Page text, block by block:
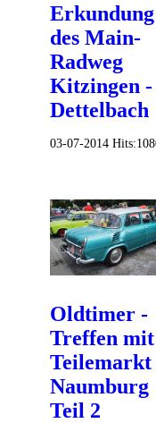
Erkundung
des Main-
Radweg
Kitzingen -
Dettelbach
03-07-2014 Hits:
Oldtimer -
Treffen mit
Teilemarkt
Naumburg
Teil 2